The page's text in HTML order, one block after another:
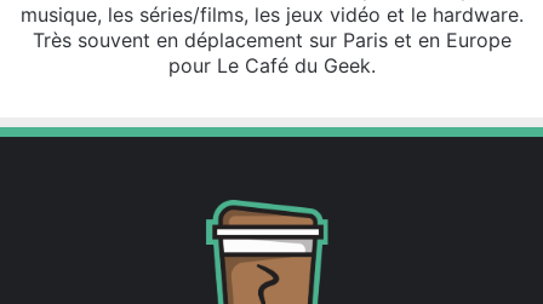
musique, les séries/films, les jeux vidéo et le hardware.
Très souvent en déplacement sur Paris et en Europe
pour Le Café du Geek.